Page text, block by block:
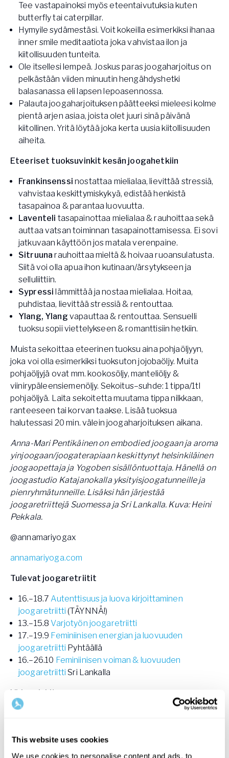
This website uses cookies
We use cookies to personalise content and ads, to
Tee vastapainoksi myös eteentaivutuksia kuten
butterfly tai caterpillar.
Hymyile sydämestäsi. Voit kokeilla esimerkiksi ihanaa
inner smile meditaatiota joka vahvistaa ilon ja
kiitollisuuden tunteita.
Ole itsellesi lempeä. Joskus paras joogaharjoitus on
pelkästään viiden minuutin hengähdyshetki
balasanassa eli lapsen lepoasennossa.
Palauta joogaharjoituksen päätteeksi mieleesi kolme
pientä arjen asiaa, joista olet juuri sinä päivänä
kiitollinen. Yritä löytää joka kerta uusia kiitollisuuden
aiheita.
Eteeriset tuoksuvinkit kesän joogahetkiin
Frankinsenssi nostattaa mielialaa, lievittää stressiä,
vahvistaa keskittymiskykyä, edistää henkistä
tasapainoa & parantaa luovuutta.
Laventeli tasapainottaa mielialaa & rauhoittaa sekä
auttaa vatsan toiminnan tasapainottamisessa. Ei sovi
jatkuvaan käyttöön jos matala verenpaine.
Sitruuna rauhoittaa mieltä & hoivaa ruoansulatusta.
Siitä voi olla apua ihon kutinaan/ärsytykseen ja
selluliittiin.
Sypressi lämmittää ja nostaa mielialaa. Hoitaa,
puhdistaa, lievittää stressiä & rentouttaa.
Ylang, Ylang vapauttaa & rentouttaa. Sensuelli
tuoksu sopii viettelykseen & romanttisiin hetkiin.
Muista sekoittaa eteerinen tuoksu aina pohjaöljyyn,
joka voi olla esimerkiksi tuoksuton jojobaöljy. Muita
pohjaöljyjä ovat mm. kookosöljy, manteliöljy &
viinirypäleensiemenöljy. Sekoitus–suhde: 1 tippa/1tl
pohjaöljyä. Laita sekoitetta muutama tippa nilkkaan,
ranteeseen tai korvan taakse. Lisää tuoksua
halutessasi 20 min. välein joogaharjoituksen aikana.
Anna-Mari Pentikäinen on embodied joogaan ja aroma
yinjoogaan/joogaterapiaan keskittynyt helsinkiläinen
joogaopettaja ja Yogoben sisällöntuottaja. Hänellä on
joogastudio Katajanokalla yksityisjoogatunneille ja
pienryhmätunneille. Lisäksi hän järjestää
joogaretriittejä Suomessa ja Sri Lankalla. Kuva: Heini
Pekkala.
@annamariyogax
annamariyoga.com
Tulevat joogaretriitit
16.–18.7Autenttisuus ja luova kirjoittaminen
joogaretriitti (TÄYNNÄ!)
13.–15.8Varjotyön joogaretriitti
17.–19.9 Feminiinisen energian ja luovuuden
joogaretriitti Pyhtäällä
16.–26.10 Feminiinisen voiman & luovuuden
joogaretriitti Sri Lankalla
Videovinkit